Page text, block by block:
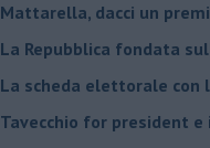
Mattarella, dacci un
La Repubblica fondata
La scheda elettorale con
Tavecchio for president